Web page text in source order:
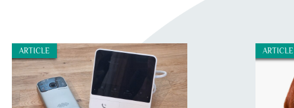
ARTICLE ARTICLE